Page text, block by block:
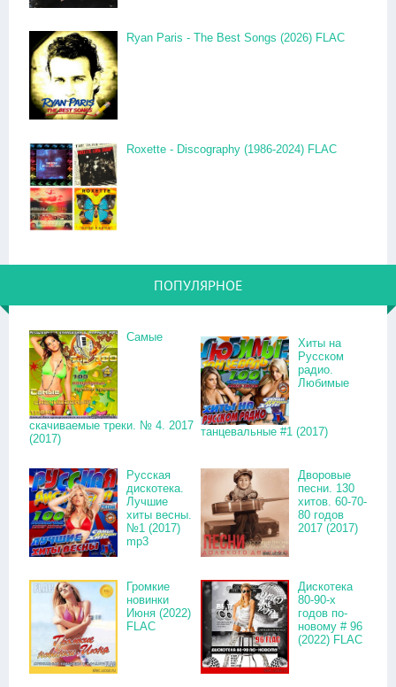
Ryan Paris - The Best Songs (2026) FLAC
Roxette - Discography (1986-2024) FLAC
ПОПУЛЯРНОЕ
Самые
скачиваемые треки. № 4. 2017
(2017)
Хиты на
Русском
радио.
Любимые
танцевальные #1 (2017)
Русская
дискотека.
Лучшие
хиты весны.
№1 (2017)
mp3
Дворовые
песни. 130
хитов. 60-70-
80 годов
2017 (2017)
Громкие
новинки
Июня (2022)
FLAC
Дискотека
80-90-х
годов по-
новому # 96
(2022) FLAC